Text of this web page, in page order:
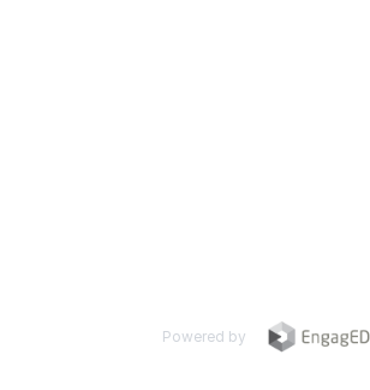
Powered by